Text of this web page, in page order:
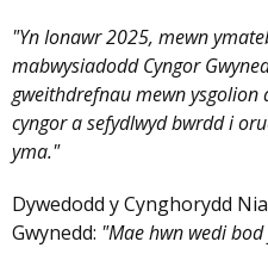
"Yn Ionawr 2025, mewn
mabwysiadodd Cyngor
gweithdrefnau mewn ysgolion
cyngor a sefydlwyd bwrdd i
yma."
Dywedodd y Cynghorydd
Gwynedd: "Mae hwn wedi